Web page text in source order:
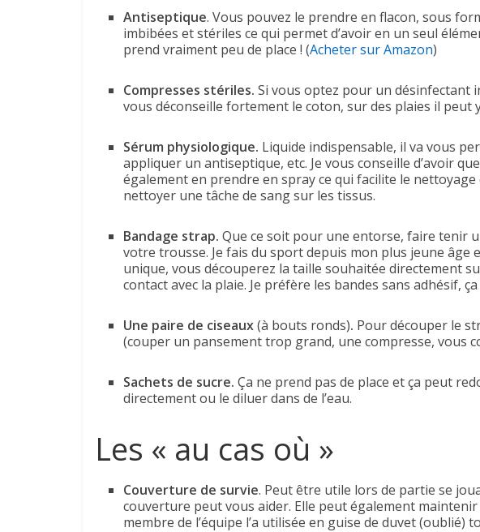
Antiseptique. Vous pouvez le prendre en flacon, sous
imbibées et stériles ce qui permet d’avoir en un seul
prend vraiment peu de place ! (Acheter sur Amazon)
Compresses stériles. Si vous optez pour un désinfectant
vous déconseille fortement le coton, sur des plaies il peut
Sérum physiologique. Liquide indispensable, il va vous
appliquer un antiseptique, etc. Je vous conseille d’avoir
également en prendre en spray ce qui facilite le
nettoyer une tâche de sang sur les tissus.
Bandage strap. Que ce soit pour une entorse, faire tenir
votre trousse. Je fais du sport depuis mon plus jeune âge
unique, vous découperez la taille souhaitée directement
contact avec la plaie. Je préfère les bandes sans adhésif,
Une paire de ciseaux(à bouts ronds). Pour découper le
(couper un pansement trop grand, une compresse, vous
Sachets de sucre. Ça ne prend pas de place et ça peut
directement ou le diluer dans de l’eau.
Les « au cas où »
Couverture de survie. Peut être utile lors de partie se
couverture peut vous aider. Elle peut également
membre de l’équipe l’a utilisée en guise de duvet (oublié)